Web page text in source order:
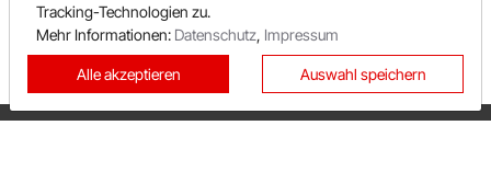
SONDERAKTIONEN
NEUESTE GUTSCHEINE
TOP GUTSCHEINE
EXKLUSIVE GUTSCHEINE
Tracking-Technologien zu.
Mehr Informationen: Datenschutz, Impressum
Alle akzeptieren Auswahl speichern